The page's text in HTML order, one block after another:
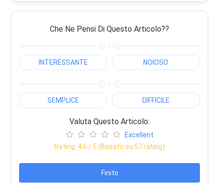
Che Ne Pensi Di Questo Articolo??
/
INTERESSANTE NOIOSO
/
SEMPLICE DIFFICILE
Valuta Questo Articolo:
Excellent
Rating: 4.6 / 5 (Basato su 57rating)
Finito